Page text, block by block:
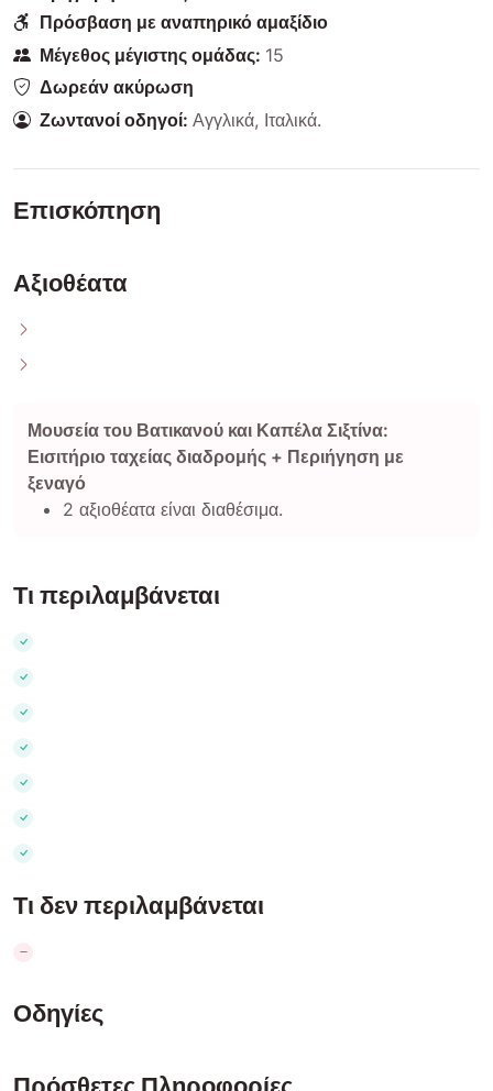
Πρόσβαση με αναπηρικό αμαξίδιο
Μέγεθος μέγιστης ομάδας: 15
Δωρεάν ακύρωση
Ζωντανοί οδηγοί: Αγγλικά, Ιταλικά.
Επισκόπηση
Αξιοθέατα
Μουσεία του Βατικανού και Καπέλα Σιξτίνα:
Εισιτήριο ταχείας διαδρομής + Περιήγηση με
ξεναγό
2 αξιοθέατα είναι διαθέσιμα.
Τι περιλαμβάνεται
Τι δεν περιλαμβάνεται
Οδηγίες